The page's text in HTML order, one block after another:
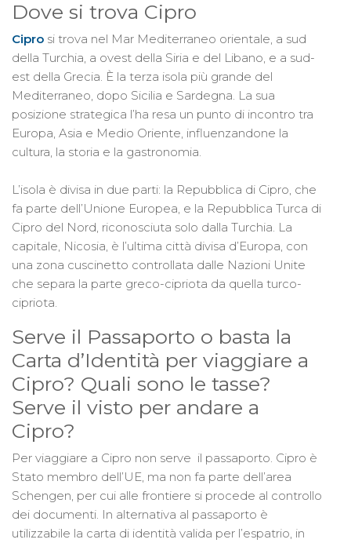
Dove si trova Cipro
Cipro si trova nel Mar Mediterraneo orientale, a sud
della Turchia, a ovest della Siria e del Libano, e a sud-
est della Grecia. È la terza isola più grande del
Mediterraneo, dopo Sicilia e Sardegna. La sua
posizione strategica l’ha resa un punto di incontro tra
Europa, Asia e Medio Oriente, influenzandone la
cultura, la storia e la gastronomia.
L’isola è divisa in due parti: la Repubblica di Cipro, che
fa parte dell’Unione Europea, e la Repubblica Turca di
Cipro del Nord, riconosciuta solo dalla Turchia. La
capitale, Nicosia, è l’ultima città divisa d’Europa, con
una zona cuscinetto controllata dalle Nazioni Unite
che separa la parte greco-cipriota da quella turco-
cipriota.
Serve il Passaporto o basta la
Carta d’Identità per viaggiare a
Cipro? Quali sono le tasse?
Serve il visto per andare a
Cipro?
Per viaggiare a Cipro non serve il passaporto. Cipro è
Stato membro dell’UE, ma non fa parte dell’area
Schengen, per cui alle frontiere si procede al controllo
dei documenti. In alternativa al passaporto è
utilizzabile la carta di identità valida per l’espatrio, in